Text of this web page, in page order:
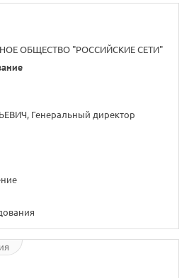
ОБЩЕСТВО "РОССИЙСКИЕ СЕТИ"
Генеральный директор